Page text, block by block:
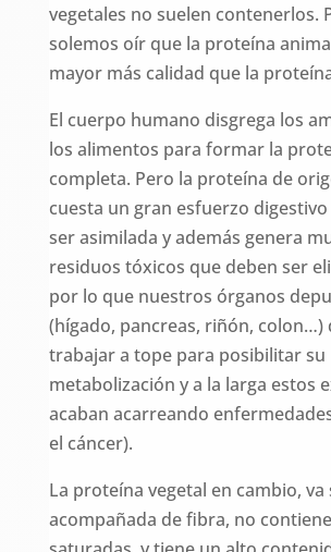
vegetales no suelen contenerlos.
solemos oír que la proteína
mayor más calidad que la
El cuerpo humano disgrega los
los alimentos para formar la
completa. Pero la proteína de
cuesta un gran esfuerzo
ser asimilada y además genera
residuos tóxicos que deben ser
por lo que nuestros órganos
(hígado, pancreas, riñón, colon…)
trabajar a tope para posibilitar su
metabolización y a la larga estos
acaban acarreando
el cáncer).
La proteína vegetal en cambio,
acompañada de fibra, no